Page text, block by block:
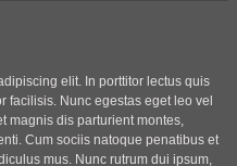
elit. In porttitor lectus quis
facilisis. Nunc egestas eget leo vel
magnis dis parturient montes,
Cum sociis natoque penatibus et
mus. Nunc rutrum dui ipsum,